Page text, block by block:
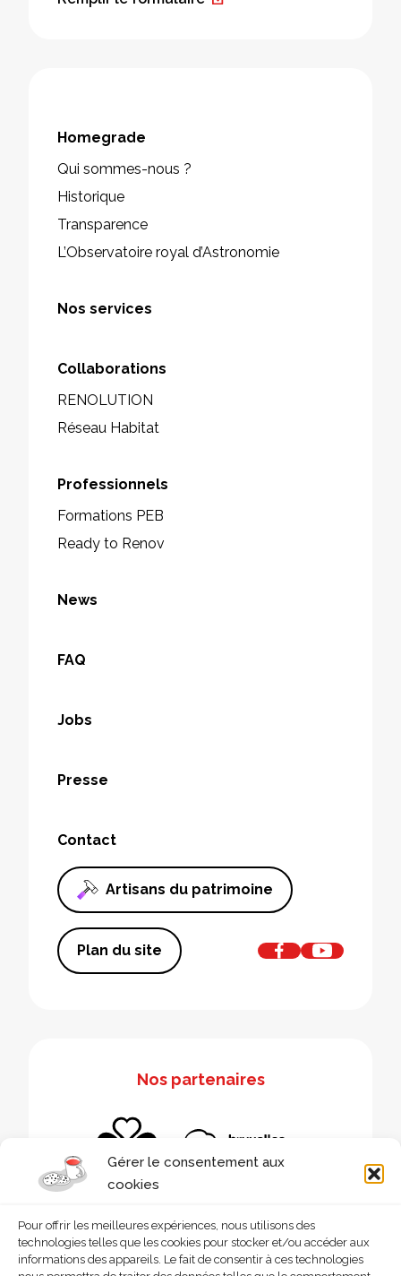
Gérer le consentement aux
cookies
Pour offrir les meilleures expériences, nous utilisons des
technologies telles que les cookies pour stocker et/ou accéder aux
informations des appareils. Le fait de consentir à ces technologies
Homegrade
Qui sommes-nous ?
Historique
Transparence
L’Observatoire royal d’Astronomie
Nos services
Collaborations
RENOLUTION
Réseau Habitat
Professionnels
Formations PEB
Ready to Renov
News
FAQ
Jobs
Presse
Contact
Artisans du patrimoine
Plan du site
Nos partenaires